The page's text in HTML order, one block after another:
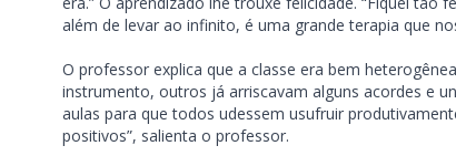
além de levar ao infinito, é uma grande terapia que
O professor explica que a classe era bem
instrumento, outros já arriscavam alguns acordes e
aulas para que todos udessem usufruir
positivos”, salienta o professor.